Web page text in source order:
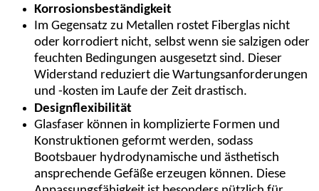
Korrosionsbeständigkeit
Im Gegensatz zu Metallen rostet Fiberglas nicht
oder korrodiert nicht, selbst wenn sie salzigen oder
feuchten Bedingungen ausgesetzt sind. Dieser
Widerstand reduziert die Wartungsanforderungen
und -kosten im Laufe der Zeit drastisch.
Designflexibilität
Glasfaser können in komplizierte Formen und
Konstruktionen geformt werden, sodass
Bootsbauer hydrodynamische und ästhetisch
ansprechende Gefäße erzeugen können. Diese